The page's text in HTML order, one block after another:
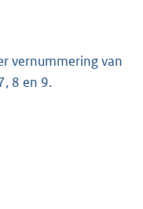
vernummering van
8 en 9.